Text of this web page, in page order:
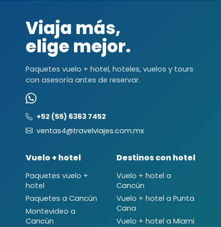
Viaja más,
elige mejor.
Paquetes vuelo + hotel, hoteles, vuelos y tours
con asesoría antes de reservar.
+52 (55) 6363 7452
ventas4@travelviajes.com.mx
Vuelo + hotel
Paquetes vuelo +
hotel
Paquetes a Cancún
Montevideo a
Cancún
Destinos con hotel
Vuelo + hotel a
Cancún
Vuelo + hotel a Punta
Cana
Vuelo + hotel a Miami